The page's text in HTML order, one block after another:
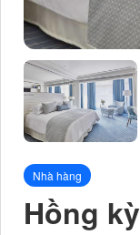
Nhà hàng
Hồng kỳ